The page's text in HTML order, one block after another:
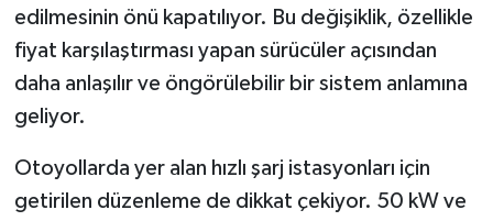
edilmesinin önü kapatılıyor. Bu değişiklik, özellikle
fiyat karşılaştırması yapan sürücüler açısından
daha anlaşılır ve öngörülebilir bir sistem anlamına
geliyor.
Otoyollarda yer alan hızlı şarj istasyonları için
getirilen düzenleme de dikkat çekiyor. 50 kW ve